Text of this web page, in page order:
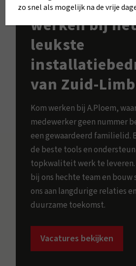
maken. Kom
werken bij
leukste
van Zuid-
Kom werken bij A.Ploem,
medewerker geen nummer
een gewaardeerd familielid.
de beste tools en
topkwaliteit werk te leveren.
bij ons hechte team en bouw
ons aan langdurige relaties
duurzame toekomst.
Vacatures bekijken
zo snel als mogelijk na de vrije